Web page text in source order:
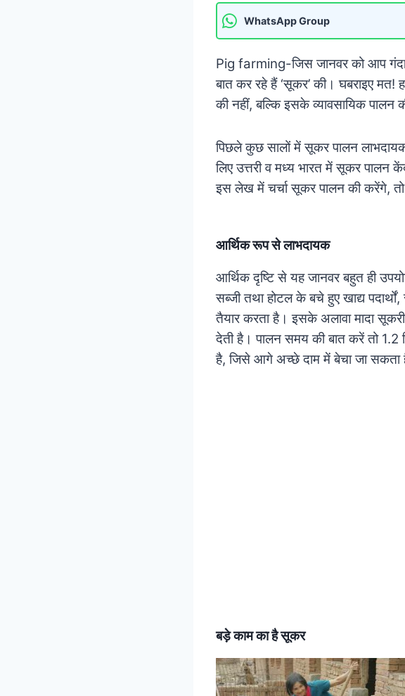
WhatsApp Group
Pig farming-जिस जानवर को आप गंदा
बात कर रहे हैं ‘सूकर’ की। घबराइए मत!
की नहीं, बल्कि इसके व्यावसायिक
पिछले कुछ सालों में सूकर पालन
लिए उत्तरी व मध्य भारत में सूकर
इस लेख में चर्चा सूकर पालन की करेंगे,
आर्थिक रूप से लाभदायक
आर्थिक दृष्टि से यह जानवर बहुत ही
सब्जी तथा होटल के बचे हुए खाद्य
तैयार करता है। इसके अलावा मादा
देती है। पालन समय की बात करें तो
है, जिसे आगे अच्छे दाम में बेचा जा सकता
बड़े काम का है सूकर